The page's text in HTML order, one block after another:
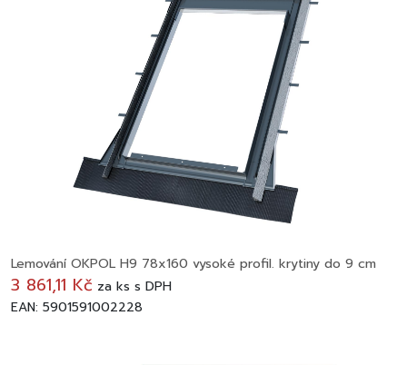
Lemování OKPOL H9 78x160 vysoké profil. krytiny do 9 cm
3 861,11 Kč za ks s DPH
EAN: 5901591002228